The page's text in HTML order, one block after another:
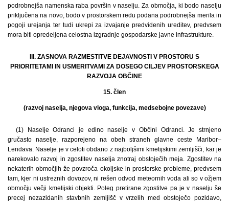
podrobnejša namenska raba površin v naselju. Za območja, ki bodo naselju
priključena na novo, bodo v prostorskem redu podana podrobnejša merila in
pogoji urejanja ter tudi ukrepi za izvajanje predvidenih ureditev, predvsem
mora biti opredeljena celostna izgradnje gospodarske javne infrastrukture.
III. ZASNOVA RAZMESTITVE DEJAVNOSTI V PROSTORU S
PRIORITETAMI IN USMERITVAMI ZA DOSEGO CILJEV PROSTORSKEGA
RAZVOJA OBČINE
15. člen
(razvoj naselja, njegova vloga, funkcija, medsebojne povezave)
(1) Naselje Odranci je edino naselje v Občini Odranci. Je strnjeno
gručasto naselje, razporejeno na obeh straneh glavne ceste Maribor–
Lendava. Naselje je v celoti obdano z najboljšimi kmetijskimi zemljišči, kar je
narekovalo razvoj in zgostitev naselja znotraj obstoječih meja. Zgostitev na
nekaterih območjih že povzroča okoljske in prostorske probleme, predvsem
tam, kjer ni ustreznih dovozov, ni rešen odvod meteornih voda ali so v ožjem
območju večji kmetijski objekti. Poleg pretirane zgostitve pa je v naselju še
precej nezazidanih stavbnih zemljišč v vrzelih med obstoječo pozidavo,